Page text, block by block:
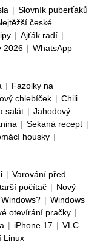
| Slovník puberťáků
české
| Ajťák radí |
2026 | WhatsApp
| Fazolky na
chlebíček | Chili
salát | Jahodový
| Sekaná recept |
housky |
| Varování před
počítač | Nový
| Windows
otevírání pračky |
| iPhone 17 | VLC
Linux